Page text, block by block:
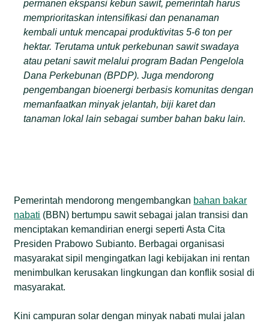
permanen ekspansi kebun sawit, pemerintah harus
memprioritaskan intensifikasi dan penanaman
kembali untuk mencapai produktivitas 5-6 ton per
hektar. Terutama untuk perkebunan sawit swadaya
atau petani sawit melalui program Badan Pengelola
Dana Perkebunan (BPDP). Juga mendorong
pengembangan bioenergi berbasis komunitas dengan
memanfaatkan minyak jelantah, biji karet dan
tanaman lokal lain sebagai sumber bahan baku lain.
Pemerintah mendorong mengembangkan bahan bakar
nabati (BBN) bertumpu sawit sebagai jalan transisi dan
menciptakan kemandirian energi seperti Asta Cita
Presiden Prabowo Subianto. Berbagai organisasi
masyarakat sipil mengingatkan lagi kebijakan ini rentan
menimbulkan kerusakan lingkungan dan konflik sosial di
masyarakat.
Kini campuran solar dengan minyak nabati mulai jalan